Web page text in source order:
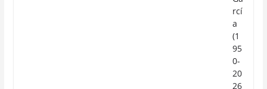
rcí
a
(1
95
0-
20
26